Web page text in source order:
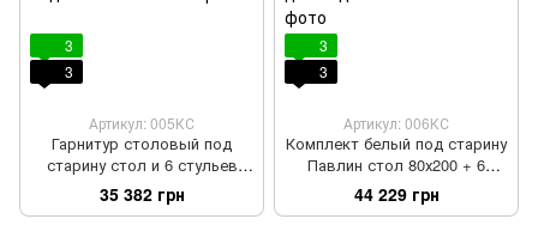
3
3
Артикул: 005КС
Гарнитур столовый под
старину стол и 6 стульев
Онуфрий
35 382 грн
3
3
Артикул: 006КС
Комплект белый под старину
Павлин стол 80х200 + 6
стульев
44 229 грн